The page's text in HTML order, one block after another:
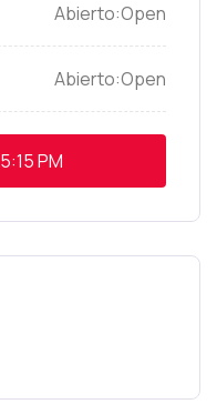
Open
Open
5:15 PM